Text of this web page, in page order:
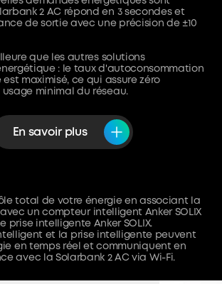
2 AC répond en 3 secondes et
de sortie avec une précision de ±10
que les autres solutions
: le taux d'autoconsommation
maximisé, ce qui assure zéro
minimal du réseau.
En savoir plus
total de votre énergie en associant la
un compteur intelligent Anker SOLIX
prise intelligente Anker SOLIX.
et la prise intelligente peuvent
en temps réel et communiquent en
avec la Solarbank 2 AC via Wi-Fi.